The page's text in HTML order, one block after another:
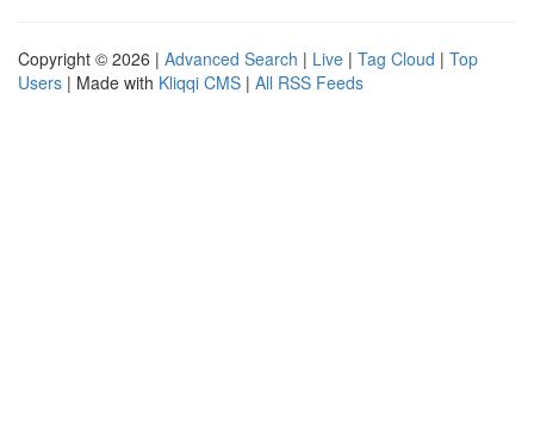
Copyright © 2026 | Advanced Search | Live | Tag Cloud | Top
Users | Made with Kliqqi CMS | All RSS Feeds